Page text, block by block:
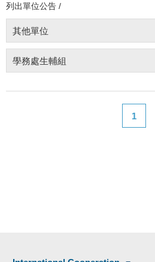
列出單位公告 /
其他單位
學務處生輔組
1